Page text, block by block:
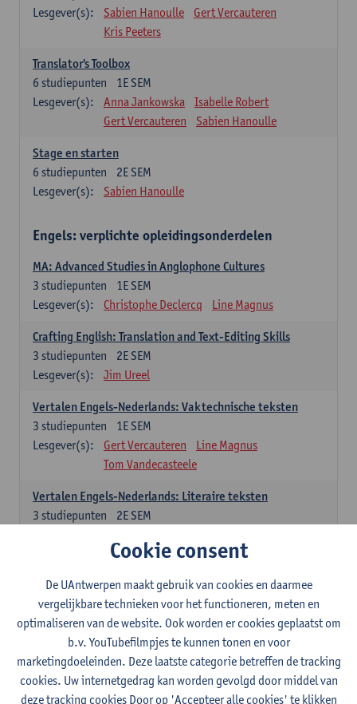
Lesgever(s):
Sabien Hanoulle
Gert Vercauteren
Kris Peeters
Translator's Toolbox
1E SEM
6 studiepunten
Lesgever(s):
Anna Jankowska
Isabelle Robert
Gert Vercauteren
Sabien Hanoulle
Stage en starten
2E SEM
6 studiepunten
Lesgever(s):
Sabien Hanoulle
Engels: verplichte opleidingsonderdelen
MA: Advanced Studies in Anglophone Cultures
1E SEM
3 studiepunten
Lesgever(s):
Christophe Declercq Line Magnus
Crafting English: Translation and Text-Editing Skills
2E SEM
3 studiepunten
Lesgever(s):
Jim Ureel
Vertalen Engels-Nederlands: Vaktechnische teksten
1E SEM
3 studiepunten
Lesgever(s):
Gert Vercauteren
Line Magnus
Tom Vandecasteele
Vertalen Engels-Nederlands: Literaire teksten
2E SEM
3 studiepunten
Spaans: verplichte opleidingsonderdelen
El concepto de revolución en Hispanoamérica (siglos XX-
XXI)
1E SEM
studiepunten
Lesgever(s):
Rafael Pedemonte
Vertalen Spaans-Nederlands: Juridische en economische
Cookie consent
De UAntwerpen maakt gebruik van cookies en daarmee
vergelijkbare technieken voor het functioneren, meten en
optimaliseren van de website. Ook worden er cookies geplaatst om
b.v. YouTubefilmpjes te kunnen tonen en voor
marketingdoeleinden. Deze laatste categorie betreffen de tracking
cookies. Uw internetgedrag kan worden gevolgd door middel van
deze tracking cookies Door op 'Accepteer alle cookies' te klikken